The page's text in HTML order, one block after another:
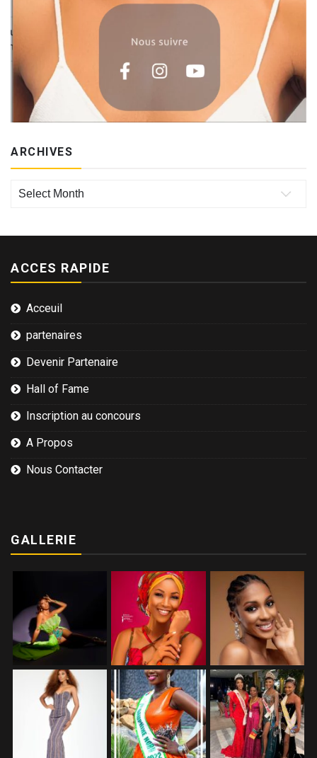
ARCHIVES
Archives
ACCES RAPIDE
Acceuil
partenaires
Devenir Partenaire
Hall of Fame
Inscription au concours
A Propos
Nous Contacter
GALLERIE